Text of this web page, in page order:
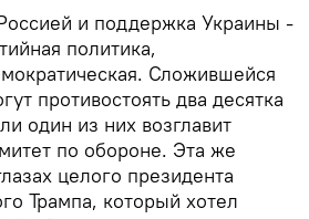
и поддержка Украины -
политика,
Сложившейся
противостоять два десятка
один из них возглавит
по обороне. Эта же
целого президента
Трампа, который хотел